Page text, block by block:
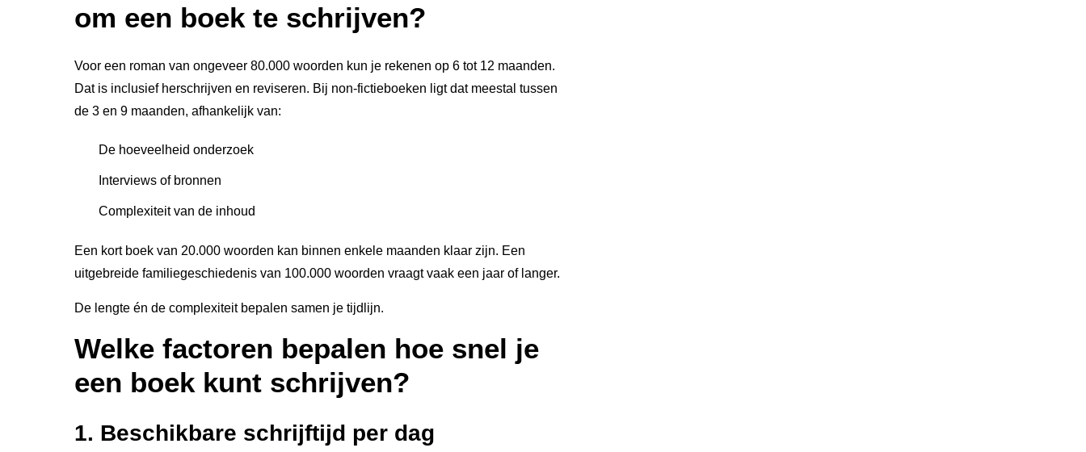
om een boek te schrijven?
Voor een roman van ongeveer 80.000 woorden kun je rekenen op 6 tot 12 maanden.
Dat is inclusief herschrijven en reviseren. Bij non-fictieboeken ligt dat meestal tussen
de 3 en 9 maanden, afhankelijk van:
De hoeveelheid onderzoek
Interviews of bronnen
Complexiteit van de inhoud
Een kort boek van 20.000 woorden kan binnen enkele maanden klaar zijn. Een
uitgebreide familiegeschiedenis van 100.000 woorden vraagt vaak een jaar of langer.
De lengte én de complexiteit bepalen samen je tijdlijn.
Welke factoren bepalen hoe snel je
een boek kunt schrijven?
1. Beschikbare schrijftijd per dag